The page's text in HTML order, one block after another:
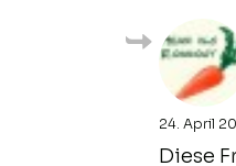
24. April
Diese